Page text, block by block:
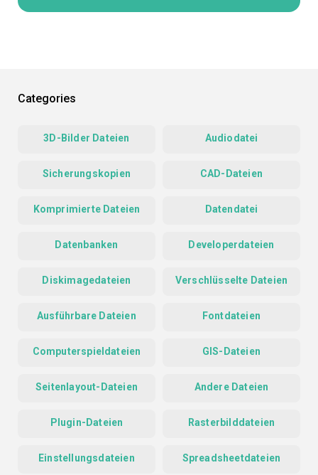
Categories
3D-Bilder Dateien Audiodatei
Sicherungskopien CAD-Dateien
Komprimierte Dateien Datendatei
Datenbanken Developerdateien
Diskimagedateien Verschlüsselte Dateien
Ausführbare Dateien Fontdateien
Computerspieldateien GIS-Dateien
Seitenlayout-Dateien Andere Dateien
Plugin-Dateien Rasterbilddateien
Einstellungsdateien Spreadsheetdateien